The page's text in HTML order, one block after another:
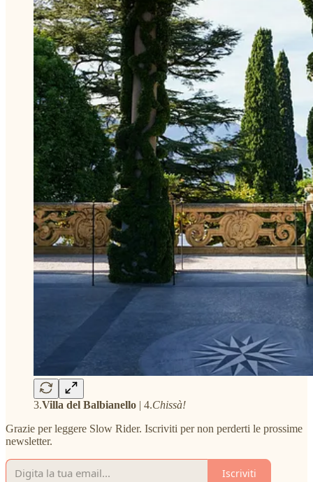
3.Villa del Balbianello | 4.Chissà!
Grazie per leggere Slow Rider. Iscriviti per non perderti le prossime
newsletter.
Iscriviti